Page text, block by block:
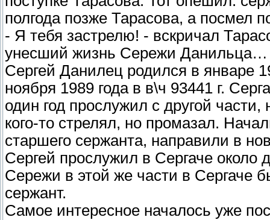
полгода позже Тарасова, а посмел
- Я тебя застрелю! - вскричал
унесший жизнь Сережи Данильца…
Сергей Данилец родился в январе
ноября 1989 года в в\ч 93441 г.
один год прослужил с другой
кого-то стрелял, но промазал.
старшего сержанта, направили в
Сергей прослужил в Сергаче около
Сережи в этой же части в Сергаче
сержант.
Самое интересное началось уже